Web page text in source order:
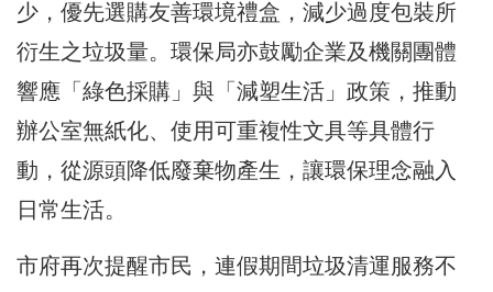
少，優先選購友善環境禮盒，減少過度包裝所
衍生之垃圾量。環保局亦鼓勵企業及機關團體
響應「綠色採購」與「減塑生活」政策，推動
辦公室無紙化、使用可重複性文具等具體行
動，從源頭降低廢棄物產生，讓環保理念融入
日常生活。
市府再次提醒市民，連假期間垃圾清運服務不